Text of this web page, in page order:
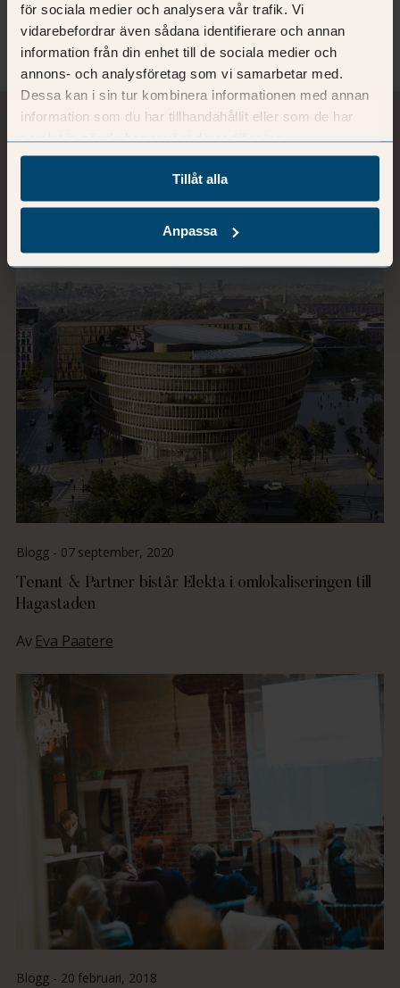
för sociala medier och analysera vår trafik. Vi
vidarebefordrar även sådana identifierare och annan
information från din enhet till de sociala medier och
annons- och analysföretag som vi samarbetar med.
Dessa kan i sin tur kombinera informationen med annan
information som du har tillhandahållit eller som de har
samlat in när du har använt deras tjänster.
Tillåt alla
Anpassa
Mer om Rebecca
Relaterad läsning
Se samtliga blogginlägg
Blogg - 07 september, 2020
Tenant & Partner bistår Elekta i omlokaliseringen till
Hagastaden
Av Eva Paatere
Blogg - 20 februari, 2018